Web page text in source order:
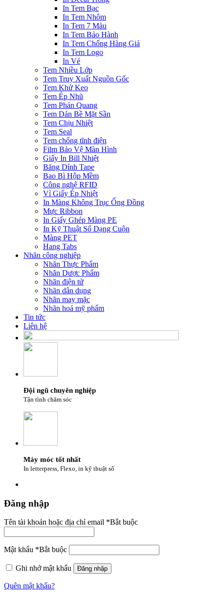
In Tem Bạc
In Tem Nhôm
In Tem 7 Màu
In Tem Bảo Hành
In Tem Chống Hàng Giả
In Tem Logo
In Vé
Tem Nhiều Lớp
Tem Truy Xuất Nguồn Gốc
Tem Khử Keo
Tem Ép Nhũ
Tem Phản Quang
Tem Dán Bề Mặt Sần
Tem Chịu Nhiệt
Tem Seal
Tem chống tĩnh điện
Film Bảo Vệ Màn Hình
Giấy In Bill Nhiệt
Băng Dính Tape
Bao Bì Hộp Mềm
Công nghệ RFID
Vỉ Giấy Ép Nhiệt
In Màng Không Trục Ống Đồng
Mực Ribbon
In Giấy Ghép Màng PE
In Kỹ Thuật Số Dạng Cuộn
Màng PET
Hang Tabs
Nhãn công nghiệp
Nhãn Thực Phẩm
Nhãn Dược Phẩm
Nhãn điện tử
Nhãn dân dụng
Nhãn may mặc
Nhãn hoá mỹ phẩm
Tin tức
Liên hệ
Đội ngũ chuyên nghiệp
Tận tình chăm sóc
Máy móc tốt nhất
In letterpress, Flexo, in kỹ thuật số
Đăng nhập
Tên tài khoản hoặc địa chỉ email *Bắt buộc
Mật khẩu *Bắt buộc
Ghi nhớ mật khẩu Đăng nhập
Quên mật khẩu?